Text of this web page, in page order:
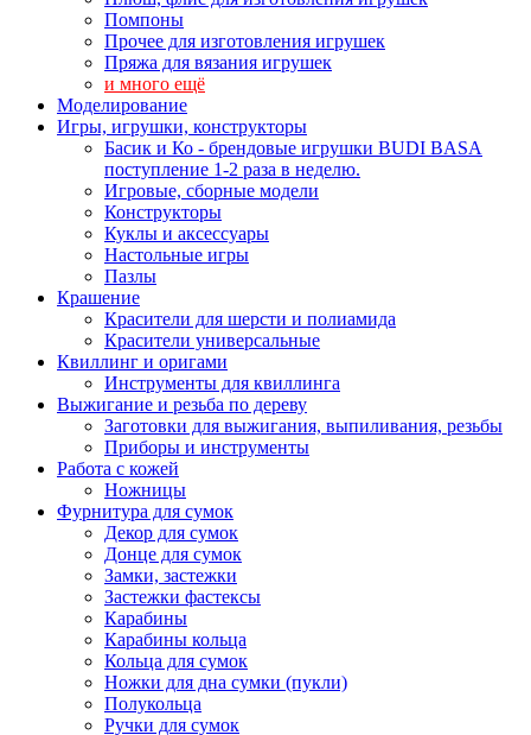
Помпоны
Прочее для изготовления игрушек
Пряжа для вязания игрушек
и много ещё
Моделирование
Игры, игрушки, конструкторы
Басик и Ко - брендовые игрушки BUDI BASA
поступление 1-2 раза в неделю.
Игровые, сборные модели
Конструкторы
Куклы и аксессуары
Настольные игры
Пазлы
Крашение
Красители для шерсти и полиамида
Красители универсальные
Квиллинг и оригами
Инструменты для квиллинга
Выжигание и резьба по дереву
Заготовки для выжигания, выпиливания, резьбы
Приборы и инструменты
Работа с кожей
Ножницы
Фурнитура для сумок
Декор для сумок
Донце для сумок
Замки, застежки
Застежки фастексы
Карабины
Карабины кольца
Кольца для сумок
Ножки для дна сумки (пукли)
Полукольца
Ручки для сумок